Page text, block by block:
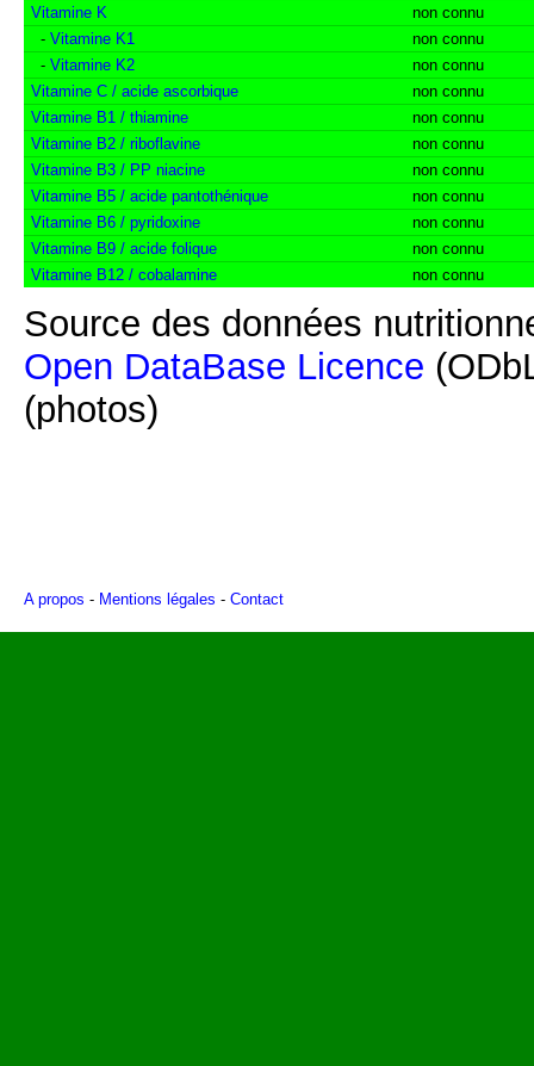
Vitamine K
non connu
- Vitamine K1
non connu
- Vitamine K2
non connu
Vitamine C / acide ascorbique
non connu
Vitamine B1 / thiamine
non connu
Vitamine B2 / riboflavine
non connu
Vitamine B3 / PP niacine
non connu
Vitamine B5 / acide pantothénique
non connu
Vitamine B6 / pyridoxine
non connu
Vitamine B9 / acide folique
non connu
Vitamine B12 / cobalamine
non connu
Source des données
Open DataBase Licence
(photos)
A propos - Mentions légales - Contact